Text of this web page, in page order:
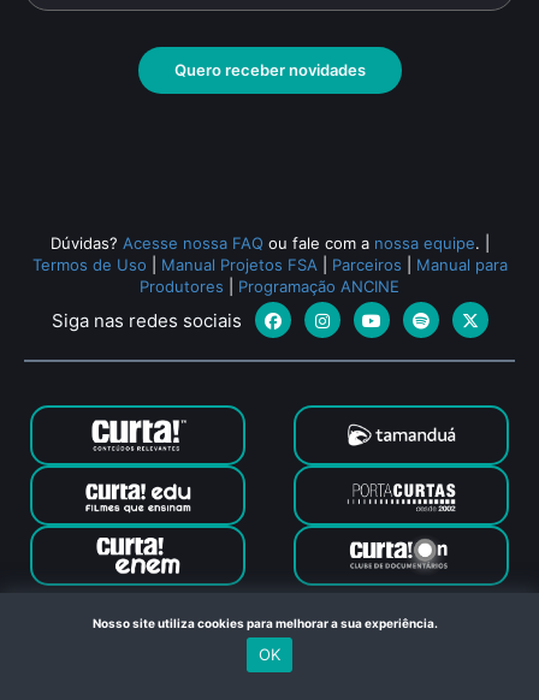
Quero receber novidades
Dúvidas? Acesse nossa FAQ ou fale com a nossa equipe.
Termos de Uso
Manual Projetos FSA Parceiros
Manual para
Produtores
Programação ANCINE
Siga nas redes sociais
Canal Curta © 2024. Todos os direitos reservados. Feito com
no Rio de Janeiro
Nosso site utiliza cookies para melhorar a sua experiência.
OK